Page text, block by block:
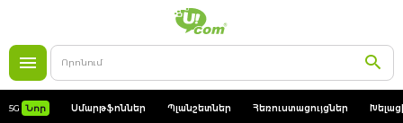
5G Նոր Սմարթֆոններ Պլանշետներ Հեռուստացույցներ
5G Նոր